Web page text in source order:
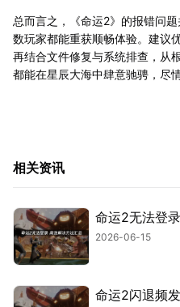
总而言之，《命运2》的报错问
数玩家都能重获顺畅体验。建议
再结合文件修复与系统排查，从
都能在星辰大海中肆意驰骋，尽
相关资讯
命运2无法登
2026-06-15
命运2闪退频